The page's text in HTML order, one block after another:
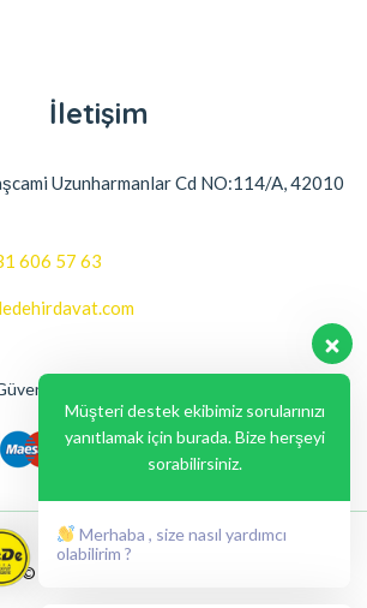
İletişim
Uzunharmanlar Cd NO:114/A, 42010
606 57 63
Ödeme Seçenekleri
© 2024, Liabil Dizayn
Müşteri destek ekibimiz sorularınızı
yanıtlamak için burada. Bize herşeyi
sorabilirsiniz.
Merhaba , size nasıl yardımcı
olabilirim ?